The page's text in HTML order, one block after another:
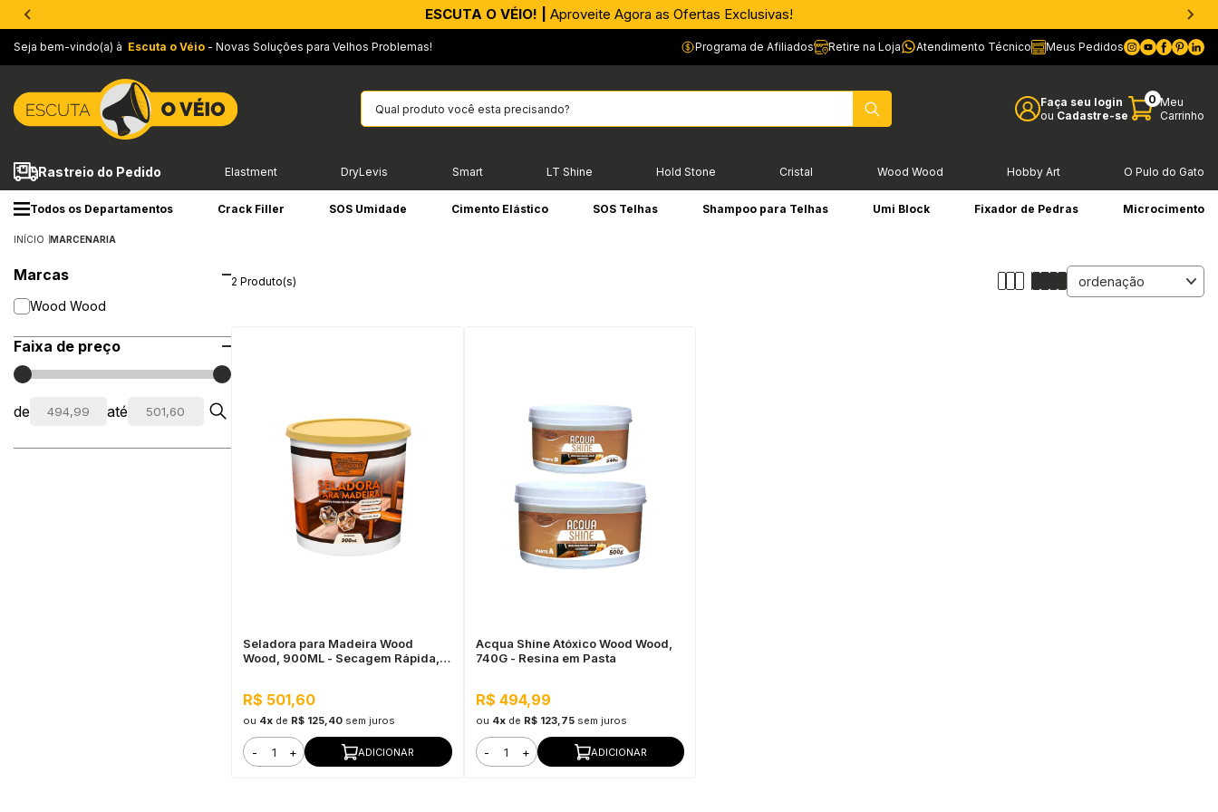
APROVEITE AGORA |PIX parcelado em até 4x sem Juros!*
ESCUTA O VÉIO! | Aproveite Agora as Ofertas Exclusivas!
Seja bem-vindo(a) à Escuta o Véio - Novas Soluções para Velhos Problemas! Programa de Afiliados Retire na Loja Atendimento Técnico Meus Pedidos
Faça seu login
ou Cadastre-se
0 Meu
Carrinho
Rastreio do Pedido Elastment DryLevis Smart LT Shine Hold Stone Cristal Wood Wood Hobby Art O Pulo do Gato
Todos os Departamentos Crack Filler SOS Umidade Cimento Elástico SOS Telhas Shampoo para Telhas Umi Block Fixador de Pedras Microcimento
INÍCIO MARCENARIA
Marcas
Wood Wood
Faixa de preço
de até
2 Produto(s)
Seladora para Madeira Wood
Wood, 900ML - Secagem Rápida,
R$ 501,60
ou 4x de R$ 125,40 sem juros
- + ADICIONAR
Acqua Shine Atóxico Wood Wood,
740G - Resina em Pasta
R$ 494,99
ou 4xde R$ 123,75 sem juros
- + ADICIONAR